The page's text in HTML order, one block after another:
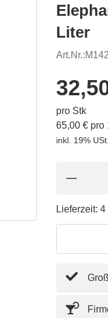
Liter
Art.Nr.:
pro Stk
65,00 € pro
inkl. 19% USt.
Lieferzeit: 4